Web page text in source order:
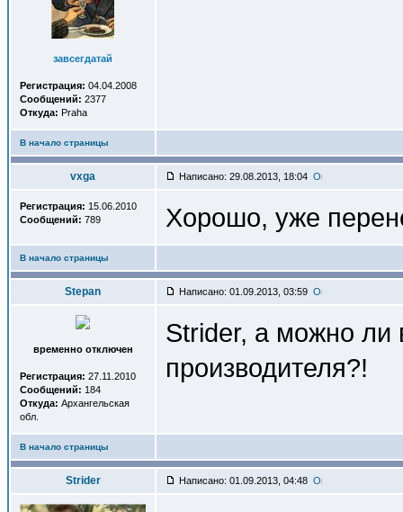
завсегдатай
Регистрация: 04.04.2008
Сообщений: 2377
Откуда: Praha
В начало страницы
vxga Написано: 29.08.2013, 18:04
Регистрация: 15.06.2010
Сообщений: 789 Хорошо, уже
В начало страницы
Stepan Написано: 01.09.2013, 03:59
временно отключен
Регистрация: 27.11.2010
Сообщений: 184
Откуда: Архангельская
обл.
Strider, а можно ли
производителя?!
В начало страницы
Strider Написано: 01.09.2013, 04:48